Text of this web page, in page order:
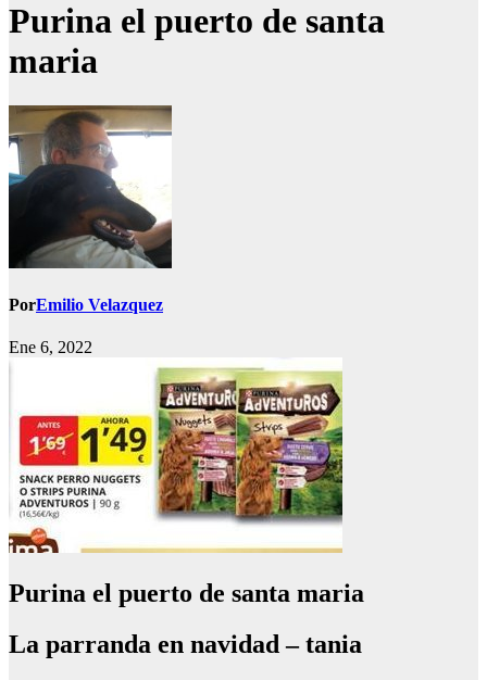
Purina el puerto de santa
maria
PorEmilio Velazquez
Ene 6, 2022
Purina el puerto de santa maria
La parranda en navidad – tania